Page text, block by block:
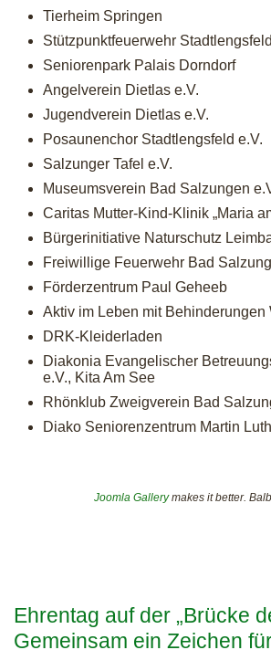
Tierheim Springen
Stützpunktfeuerwehr Stadtlengsfeld
Seniorenpark Palais Dorndorf
Angelverein Dietlas e.V.
Jugendverein Dietlas e.V.
Posaunenchor Stadtlengsfeld e.V.
Salzunger Tafel e.V.
Museumsverein Bad Salzungen
Caritas Mutter-Kind-Klinik „Maria
Bürgerinitiative Naturschutz
Freiwillige Feuerwehr Bad
Förderzentrum Paul Geheeb
Aktiv im Leben mit Behinderungen
DRK-Kleiderladen
Diakonia Evangelischer
e.V., Kita Am See
Rhönklub Zweigverein Bad
Diako Seniorenzentrum Martin
Joomla Gallerymakes it better.
Ehrentag auf der „Brücke
Gemeinsam ein Zeichen